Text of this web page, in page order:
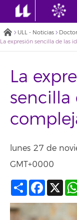
ULL - Noticias
La expresión sencilla de las
La
sencilla
lunes 27 de
GMT+0000
CompartirX